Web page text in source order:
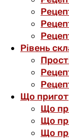
Рівень
Що
Що
Що
Що